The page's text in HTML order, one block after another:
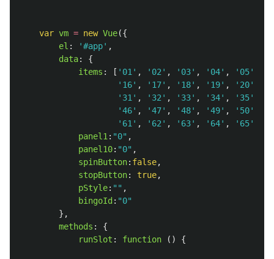
var vm = new Vue({
el : '#app' ,
data:
{
items : [ ' 01 ' , ' 02 ' , ' 03' , ' 04' , ' 05'
' 16' , ' 17' , ' 18' , ' 19' , ' 20'
' 31 ' , ' 32 ' , ' 33' , ' 34' , ' 35'
'46' , '47' , '48' , '49' , ' 50'
' 61 ' , ' 62 ' , ' 63' , ' 64' , ' 65'
panel1 : "0" ,
panel10: "0" ,
spinButton: false,
stopButton: true,
pStyle: "" ,
bingoId : "0"
},
methods :
{
runSlot : function () {